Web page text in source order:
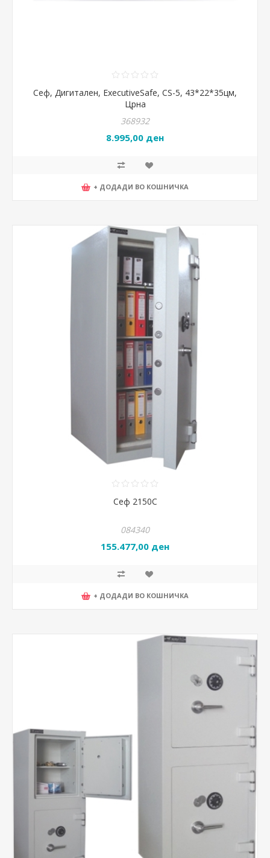
Сеф, Дигитален, ExecutiveSafe, CS-5, 43*22*35цм,
Црна
368932
8.995,00 ден
+ ДОДАДИ ВО КОШНИЧКА
Сеф 2150С
084340
155.477,00 ден
+ ДОДАДИ ВО КОШНИЧКА